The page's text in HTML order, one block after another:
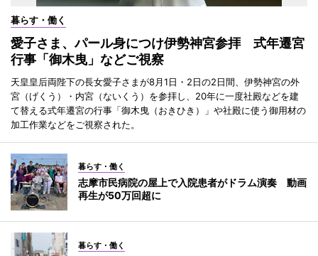
暮らす・働く
愛子さま、パール身につけ伊勢神宮参拝 式年遷宮
行事「御木曳」などご視察
天皇皇后両陛下の長女愛子さまが8月1日・2日の2日間、伊勢神宮の外
宮（げくう）・内宮（ないくう）を参拝し、20年に一度社殿などを建
て替える式年遷宮の行事「御木曳（おきひき）」や社殿に使う御用材の
加工作業などをご視察された。
暮らす・働く
志摩市民病院の屋上で入院患者がドラム演奏 動画
再生が50万回超に
暮らす・働く